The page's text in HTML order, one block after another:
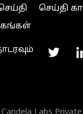
செய்தி